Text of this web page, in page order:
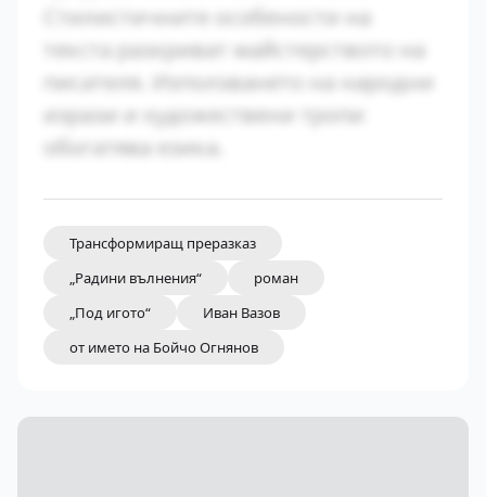
Стилистичните особености на
текста разкриват майстерството на
писателя. Използването на народни
изрази и художествени тропи
обогатява езика.
Трансформиращ преразказ
„Радини вълнения“
роман
„Под игото“
Иван Вазов
от името на Бойчо Огнянов